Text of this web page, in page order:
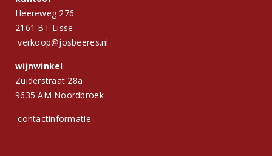
Heereweg 276
2161 BT Lisse
verkoop@josbeeres.nl
wijnwinkel
Zuiderstraat 28a
9635 AM Noordbroek
contactinformatie